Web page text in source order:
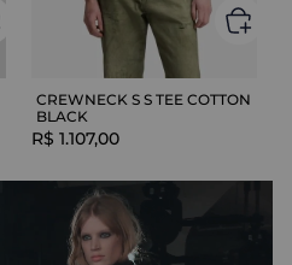
CREWNECK S S TEE COTTON
BLACK
R$ 1.107,00